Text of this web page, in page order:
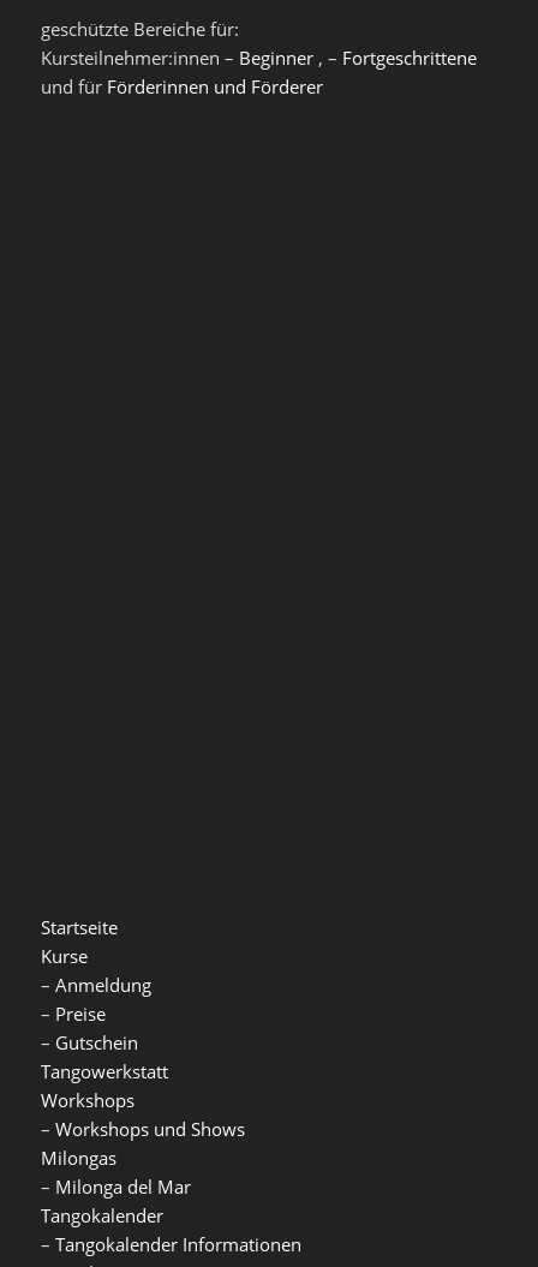
geschützte Bereiche für:
Kursteilnehmer:innen – Beginner, – Fortgeschrittene
und für Förderinnen und Förderer
Startseite
Kurse
– Anmeldung
– Preise
– Gutschein
Tangowerkstatt
Workshops
– Workshops und Shows
Milongas
– Milonga del Mar
Tangokalender
– Tangokalender Informationen